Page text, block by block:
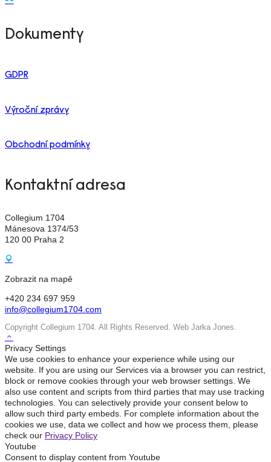
Dokumenty
GDPR
Výroční zprávy
Obchodní podmínky
Kontaktní adresa
Collegium 1704
Mánesova 1374/53
120 00 Praha 2
Zobrazit na mapě
+420 234 697 959
info@collegium1704.com
Copyright Collegium 1704. All Rights Reserved. Web Jarka Jones.
Privacy Settings
We use cookies to enhance your experience while using our
website. If you are using our Services via a browser you can restrict,
block or remove cookies through your web browser settings. We
also use content and scripts from third parties that may use tracking
technologies. You can selectively provide your consent below to
allow such third party embeds. For complete information about the
cookies we use, data we collect and how we process them, please
check our Privacy Policy
Youtube
Consent to display content from Youtube